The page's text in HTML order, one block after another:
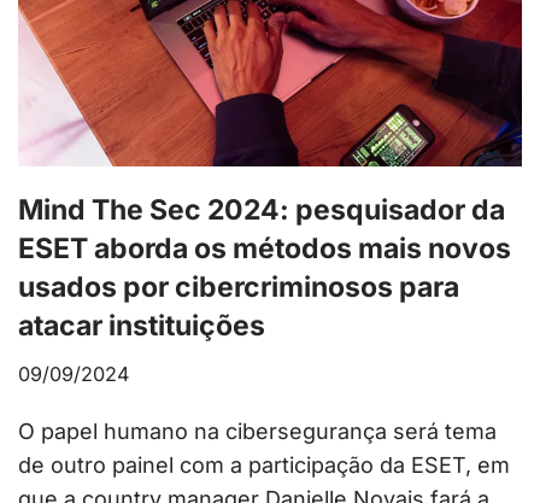
Mind The Sec 2024: pesquisador da
ESET aborda os métodos mais novos
usados por cibercriminosos para
atacar instituições
09/09/2024
O papel humano na cibersegurança será tema
de outro painel com a participação da ESET, em